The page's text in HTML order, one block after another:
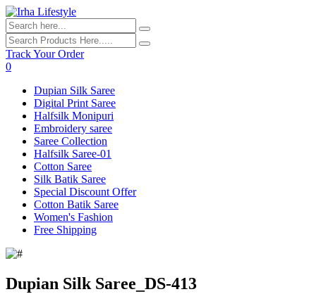
Track Your Order
0
Dupian Silk Saree
Digital Print Saree
Halfsilk Monipuri
Embroidery saree
Saree Collection
Halfsilk Saree-01
Cotton Saree
Silk Batik Saree
Special Discount Offer
Cotton Batik Saree
Women's Fashion
Free Shipping
Dupian Silk Saree_DS-413